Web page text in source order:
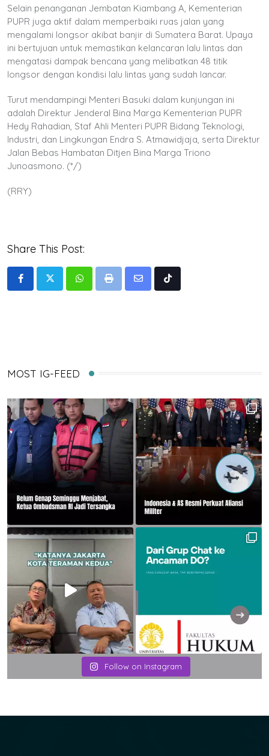
Selain penanganan Jembatan Kiambang A, Kementerian
PUPR juga aktif dalam memperbaiki ruas jalan yang
mengalami longsor akibat banjir di Sumatera Barat. Upaya
ini bertujuan untuk memastikan kelancaran lalu lintas dan
mengatasi dampak bencana yang melibatkan 48 titik
longsor dengan kondisi lalu lintas yang sudah lancar.
Turut mendampingi Menteri Basuki dalam kunjungan ini
adalah Direktur Jenderal Bina Marga Kementerian PUPR
Hedy Rahadian, Staf Ahli Menteri PUPR Bidang Teknologi,
Industri, dan Lingkungan Endra S. Atmawidjaja, serta Direktur
Jalan Bebas Hambatan Ditjen Bina Marga Triono
Junoasmono. (*/)
(RRY)
Share This Post:
WhatsappPrint
Share
Tiktok
MOST IG-FEED
Follow on Instagram